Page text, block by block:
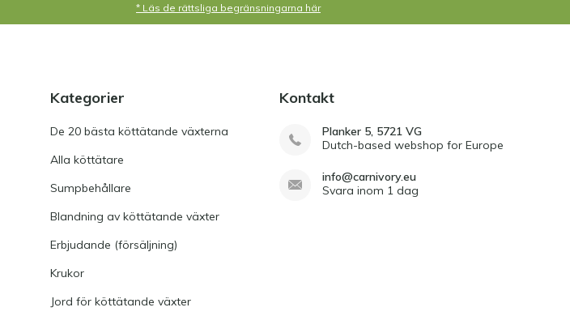
* Läs de rättsliga begränsningarna här
Kategorier
De 20 bästa köttätande växterna
Alla köttätare
Sumpbehållare
Blandning av köttätande växter
Erbjudande (försäljning)
Krukor
Jord för köttätande växter
Kontakt
Planker 5, 5721 VG
Dutch-based webshop for Europe
info@carnivory.eu
Svara inom 1 dag